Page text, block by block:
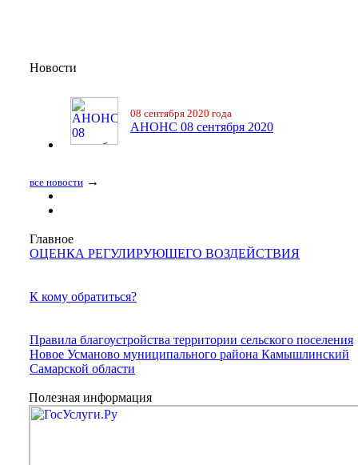
Новости
08 сентября 2020 года
АНОНС 08 сентября 2020
все новости →
Главное
ОЦЕНКА РЕГУЛИРУЮЩЕГО ВОЗДЕЙСТВИЯ
К кому обратиться?
Правила благоустройства территории сельского поселения
Новое Усманово муниципального района Камышлинский
Самарской области
Полезная информация